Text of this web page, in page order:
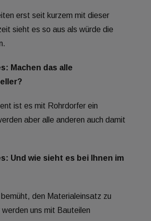
erst seit kurzem mit dieser
sieht es so aus als würde die
Machen das alle
ist es mit Rohrdorfer ein
aber alle anderen auch damit
Und wie sieht es bei Ihnen im
den Materialeinsatz zu
uns mit Bauteilen